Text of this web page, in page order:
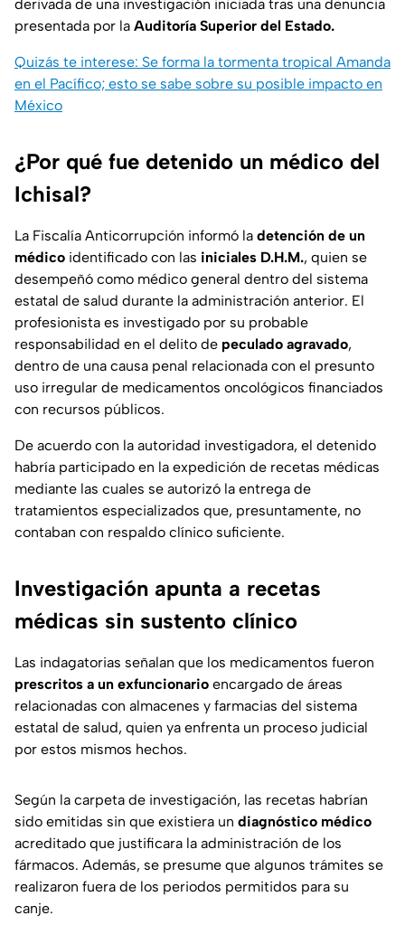
derivada de una investigación iniciada tras una denuncia
presentada por la Auditoría Superior del Estado.
Quizás te interese: Se forma la tormenta tropical Amanda
en el Pacífico; esto se sabe sobre su posible impacto en
México
¿Por qué fue detenido un médico del
Ichisal?
La Fiscalía Anticorrupción informó la detención de un
médico identificado con las iniciales D.H.M., quien se
desempeñó como médico general dentro del sistema
estatal de salud durante la administración anterior. El
profesionista es investigado por su probable
responsabilidad en el delito de peculado agravado,
dentro de una causa penal relacionada con el presunto
uso irregular de medicamentos oncológicos financiados
con recursos públicos.
De acuerdo con la autoridad investigadora, el detenido
habría participado en la expedición de recetas médicas
mediante las cuales se autorizó la entrega de
tratamientos especializados que, presuntamente, no
contaban con respaldo clínico suficiente.
Investigación apunta a recetas
médicas sin sustento clínico
Las indagatorias señalan que los medicamentos fueron
prescritos a un exfuncionario encargado de áreas
relacionadas con almacenes y farmacias del sistema
estatal de salud, quien ya enfrenta un proceso judicial
por estos mismos hechos.
Según la carpeta de investigación, las recetas habrían
sido emitidas sin que existiera un diagnóstico médico
acreditado que justificara la administración de los
fármacos. Además, se presume que algunos trámites se
realizaron fuera de los periodos permitidos para su
canje.